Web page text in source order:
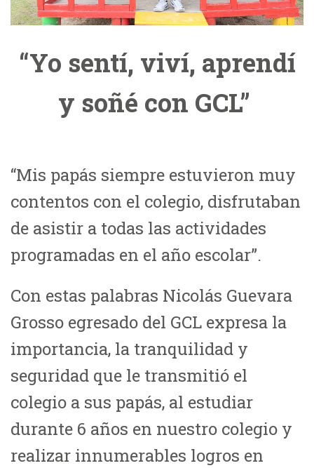
“Yo sentí, viví, aprendí
y soñé con GCL”
“Mis papás siempre estuvieron muy
contentos con el colegio, disfrutaban
de asistir a todas las actividades
programadas en el año escolar”.
Con estas palabras Nicolás Guevara
Grosso egresado del GCL expresa la
importancia, la tranquilidad y
seguridad que le transmitió el
colegio a sus papás, al estudiar
durante 6 años en nuestro colegio y
realizar innumerables logros en